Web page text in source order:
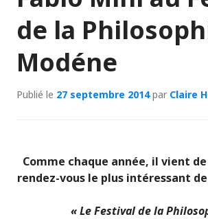
de la
Modéne
Publié le 27 septembre 2014par Claire
Comme chaque année, il vient
rendez-vous le plus intéressant de
« Le Festival de la